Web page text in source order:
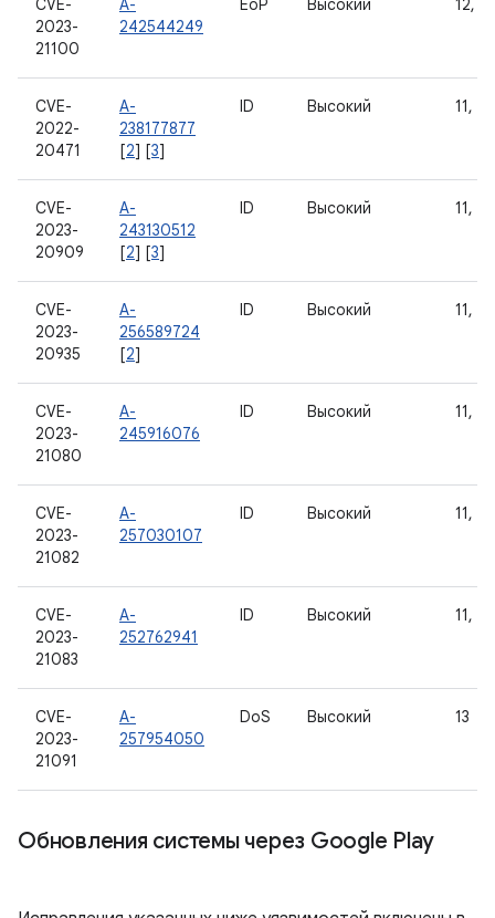
CVE-
2023-
21100
A-
242544249
EoP Высокий 12,
CVE-
2022-
20471
A-
238177877
[2] [3]
ID Высокий 11,
CVE-
2023-
20909
A-
243130512
[2] [3]
ID Высокий 11,
CVE-
2023-
20935
A-
256589724
[2]
ID Высокий 11,
CVE-
2023-
21080
A-
245916076
ID Высокий 11,
CVE-
2023-
21082
A-
257030107
ID Высокий 11,
CVE-
2023-
21083
A-
252762941
ID Высокий 11,
CVE-
2023-
21091
A-
257954050
DoS Высокий 13
Обновления системы через Google Play